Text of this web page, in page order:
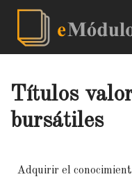
Títulos
bursátiles
Adquirir el